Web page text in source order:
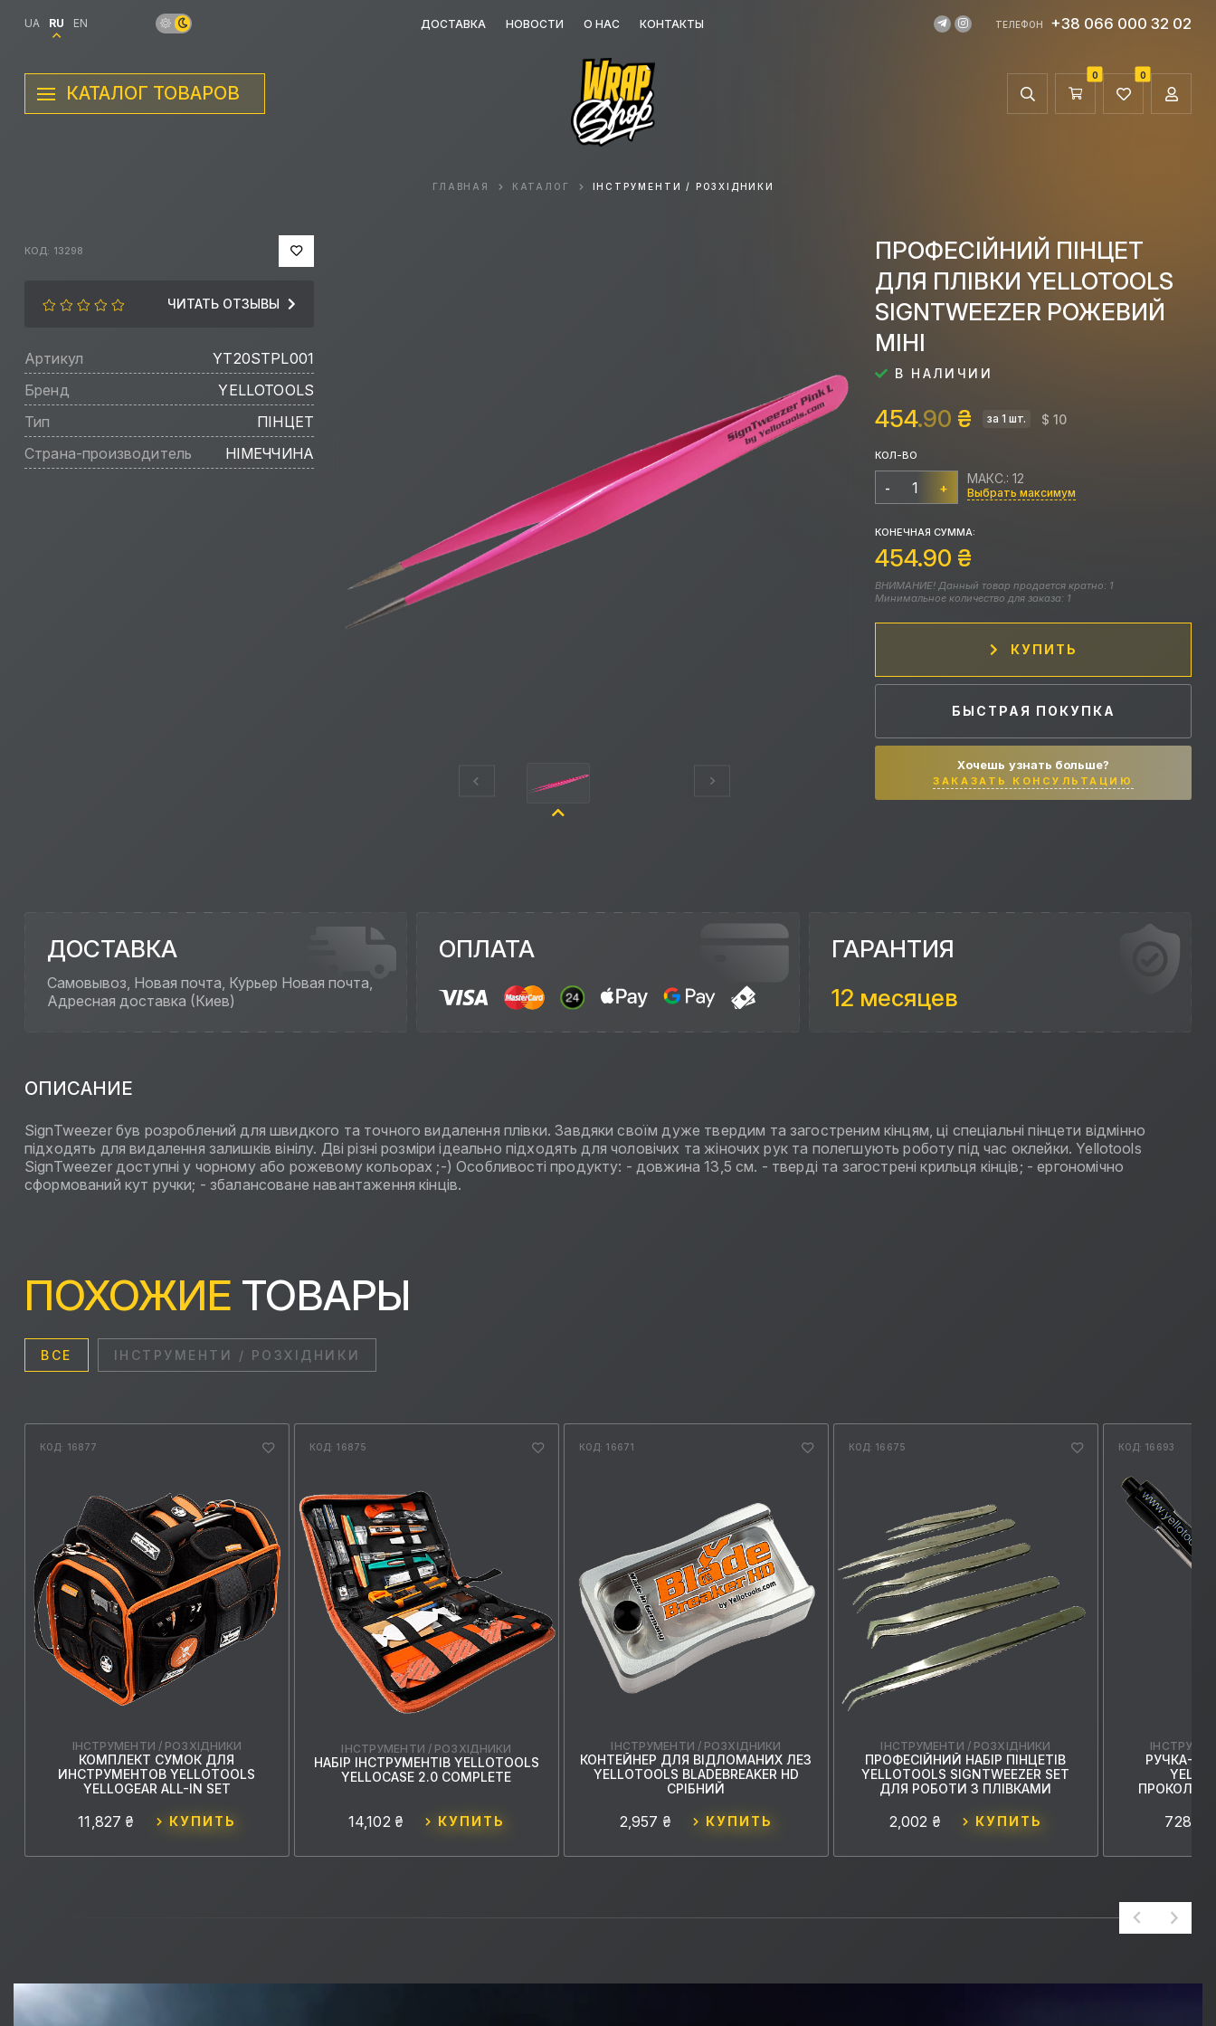
UA RU EN ДОСТАВКА НОВОСТИ О НАС КОНТАКТЫ ТЕЛЕФОН +38 066 000 32 02
КАТАЛОГ ТОВАРОВ
0 0
ГЛАВНАЯ КАТАЛОГ ІНСТРУМЕНТИ / РОЗХІДНИКИ
КОД: 13298
ЧИТАТЬ ОТЗЫВЫ
Артикул
YT20STPL001
Бренд
YELLOTOOLS
Тип
ПІНЦЕТ
Страна-производитель
НІМЕЧЧИНА
ПРОФЕСІЙНИЙ ПІНЦЕТ
ДЛЯ ПЛІВКИ YELLOTOOLS
SIGNTWEEZER РОЖЕВИЙ
МІНІ
В НАЛИЧИИ
454.90 ₴ за 1 шт. $ 10
КОЛ-ВО
- +
МАКС.: 12
Выбрать максимум
КОНЕЧНАЯ СУММА:
454.90 ₴
ВНИМАНИЕ! Данный товар продается кратно: 1
Минимальное количество для заказа: 1
КУПИТЬ
БЫСТРАЯ ПОКУПКА
Хочешь узнать больше?
ЗАКАЗАТЬ КОНСУЛЬТАЦИЮ
ДОСТАВКА
Самовывоз, Новая почта, Курьер Новая почта,
Адресная доставка (Киев)
ОПЛАТА
ГАРАНТИЯ
12 месяцев
ОПИСАНИЕ
SignTweezer був розроблений для швидкого та точного видалення плівки. Завдяки своїм дуже твердим та загостреним кінцям, ці спеціальні пінцети відмінно
підходять для видалення залишків вінілу. Дві різні розміри ідеально підходять для чоловічих та жіночих рук та полегшують роботу під час оклейки. Yellotools
SignTweezer доступні у чорному або рожевому кольорах ;-) Особливості продукту: - довжина 13,5 см. - тверді та загострені крильця кінців; - ергономічно
сформований кут ручки; - збалансоване навантаження кінців.
ПОХОЖИЕ ТОВАРЫ
ВСЕ ІНСТРУМЕНТИ / РОЗХІДНИКИ
КОД: 16877
ІНСТРУМЕНТИ / РОЗХІДНИКИ
КОМПЛЕКТ СУМОК ДЛЯ
ИНСТРУМЕНТОВ YELLOTOOLS
YELLOGEAR ALL-IN SET
11,827 ₴ КУПИТЬ
КОД: 16875
ІНСТРУМЕНТИ / РОЗХІДНИКИ
НАБІР ІНСТРУМЕНТІВ YELLOTOOLS
YELLOCASE 2.0 COMPLETE
14,102 ₴ КУПИТЬ
КОД: 16671
ІНСТРУМЕНТИ / РОЗХІДНИКИ
КОНТЕЙНЕР ДЛЯ ВІДЛОМАНИХ ЛЕЗ
YELLOTOOLS BLADEBREAKER HD
СРІБНИЙ
2,957 ₴ КУПИТЬ
КОД: 16675
ІНСТРУМЕНТИ / РОЗХІДНИКИ
ПРОФЕСІЙНИЙ НАБІР ПІНЦЕТІВ
YELLOTOOLS SIGNTWEEZER SET
ДЛЯ РОБОТИ З ПЛІВКАМИ
2,002 ₴ КУПИТЬ
КОД: 16693
РУЧКА-
728 ₴